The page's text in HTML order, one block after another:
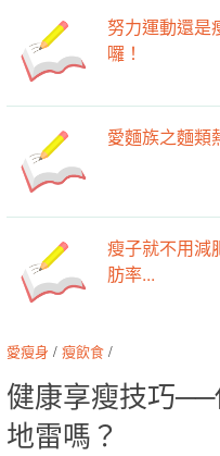
努力運動還是
囉！
愛麵族之麵類
瘦子就不用減
肪率...
愛瘦身 / 瘦飲食 /
健康享瘦技巧
地雷嗎？